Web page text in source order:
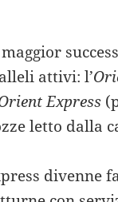
attivi: l’
Express
letto dalla
divenne